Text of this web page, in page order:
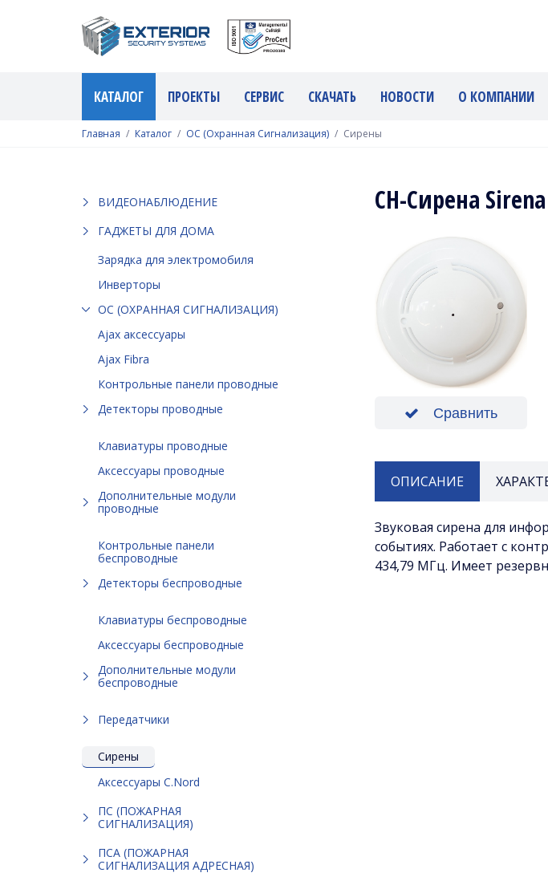
КАТАЛОГ ПРОЕКТЫ СЕРВИС СКАЧАТЬ НОВОСТИ О КОМПАНИИ
Главная Каталог ОС (Охранная Сигнализация) Сирены
ВИДЕОНАБЛЮДЕНИЕ
ГАДЖЕТЫ ДЛЯ ДОМА
Зарядка для электромобиля
Инверторы
ОС (ОХРАННАЯ СИГНАЛИЗАЦИЯ)
Ajax аксессуары
Ajax Fibra
Контрольные панели проводные
Детекторы проводные
Клавиатуры проводные
Аксессуары проводные
Дополнительные модули
проводные
Контрольные панели
беспроводные
Детекторы беспроводные
Клавиатуры беспроводные
Аксессуары беспроводные
Дополнительные модули
беспроводные
Передатчики
Сирены
Аксессуары C.Nord
ПС (ПОЖАРНАЯ
СИГНАЛИЗАЦИЯ)
ПСА (ПОЖАРНАЯ
СИГНАЛИЗАЦИЯ АДРЕСНАЯ)
СН-Сирена
Сравнить
ОПИСАНИЕ
Звуковая сирена для
событиях. Работает с
434,79 МГц. Имеет